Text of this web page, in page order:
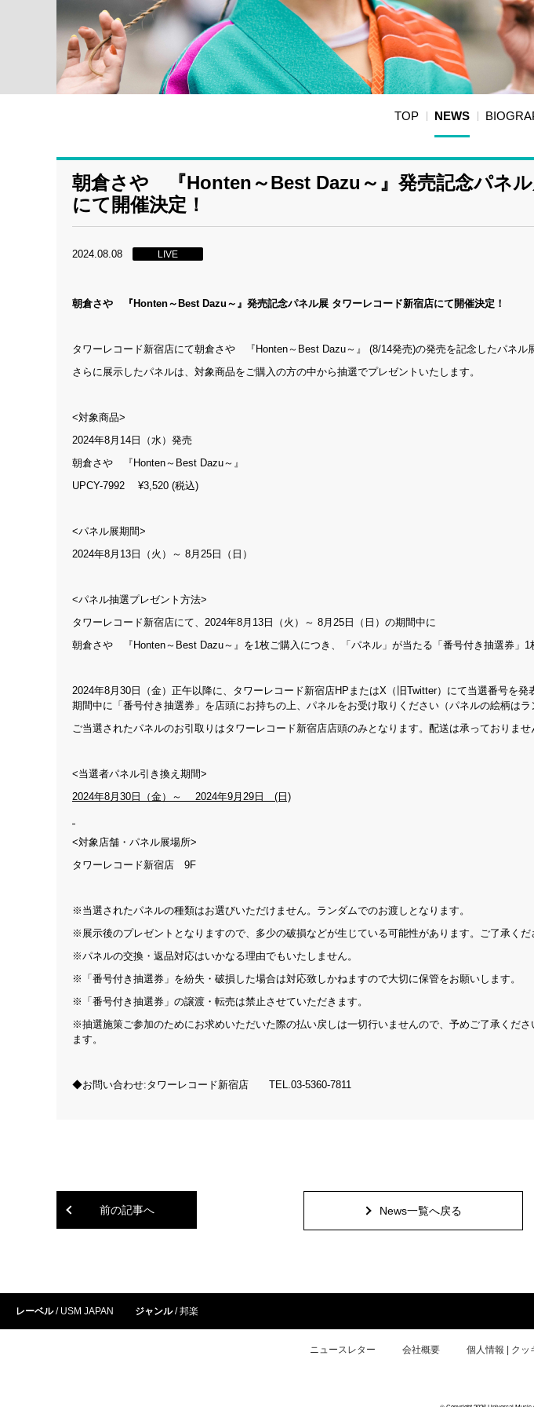
TOP NEWS
朝倉さや 『Honten～Best Dazu～』発売記念パネ
にて開催決定！
2024.08.08 LIVE
朝倉さや 『Honten～Best Dazu～』 発売記念パネル展 タワーレコード新宿店にて開催決定！
タワーレコード新宿店にて朝倉さや 『Honten～Best Dazu～』 (8/14発売)の発売を記念したパネル
さらに展示したパネルは、対象商品をご購入の方の中から抽選でプレゼントいたします。
<対象商品>
2024年8月14日（水）発売
朝倉さや 『Honten～Best Dazu～』
UPCY-7992 ¥3,520 (税込)
<パネル展期間>
2024年8月13日（火）～ 8月25日（日）
<パネル抽選プレゼント方法>
タワーレコード新宿店にて、2024年8月13日（火）～ 8月25日（日）の期間中に
朝倉さや 『Honten～Best Dazu～』を1枚ご購入につき、「パネル」が当たる「番号付き抽選券」1
2024年8月30日（金）正午以降に、タワーレコード新宿店HPまたはX（旧Twitter）にて当選番号を
期間中に「番号付き抽選券」を店頭にお持ちの上、パネルをお受け取りください（パネルの絵柄はラ
ご当選されたパネルのお引取りはタワーレコード新宿店店頭のみとなります。配送は承っておりませ
<当選者パネル引き換え期間>
2024年8月30日（金）～ 2024年9月29日 (日)
<対象店舗・パネル展場所>
タワーレコード新宿店 9F
※当選されたパネルの種類はお選びいただけません。ランダムでのお渡しとなります。
※展示後のプレゼントとなりますので、多少の破損などが生じている可能性があります。ご了承くだ
※パネルの交換・返品対応はいかなる理由でもいたしません。
※「番号付き抽選券」を紛失・破損した場合は対応致しかねますので大切に保管をお願いします。
※「番号付き抽選券」の譲渡・転売は禁止させていただきます。
※抽選施策ご参加のためにお求めいただいた際の払い戻しは一切行いませんので、予めご了承くだ
ます。
◆お問い合わせ:タワーレコード新宿店 TEL.03-5360-7811
前の記事へ News一覧へ戻る
レーベル USM JAPAN ジャンル 邦楽
ニュースレター 会社概要 個人情報 | クッ